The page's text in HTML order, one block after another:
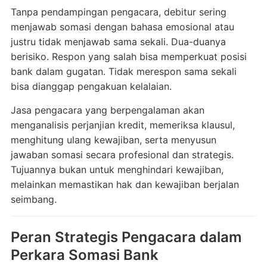
Tanpa pendampingan pengacara, debitur sering
menjawab somasi dengan bahasa emosional atau
justru tidak menjawab sama sekali. Dua-duanya
berisiko. Respon yang salah bisa memperkuat posisi
bank dalam gugatan. Tidak merespon sama sekali
bisa dianggap pengakuan kelalaian.
Jasa pengacara yang berpengalaman akan
menganalisis perjanjian kredit, memeriksa klausul,
menghitung ulang kewajiban, serta menyusun
jawaban somasi secara profesional dan strategis.
Tujuannya bukan untuk menghindari kewajiban,
melainkan memastikan hak dan kewajiban berjalan
seimbang.
Peran Strategis Pengacara dalam
Perkara Somasi Bank